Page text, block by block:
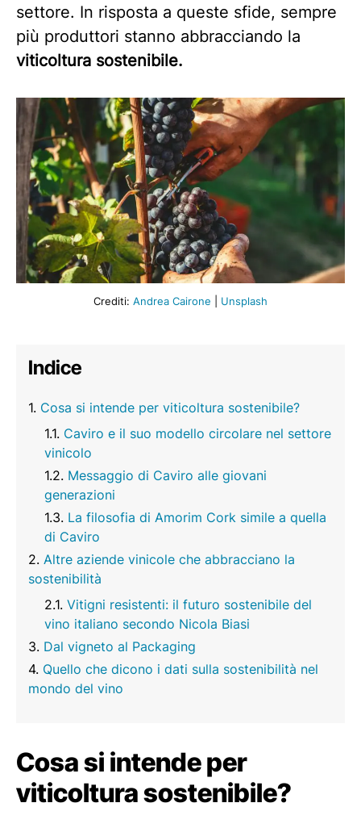
settore. In risposta a queste sfide, sempre
più produttori stanno abbracciando la
viticoltura sostenibile.
Crediti: Andrea Cairone Unsplash
Indice
Cosa si intende per viticoltura sostenibile?
Caviro e il suo modello circolare nel settore
vinicolo
Messaggio di Caviro alle giovani
generazioni
La filosofia di Amorim Cork simile a quella
di Caviro
Altre aziende vinicole che abbracciano la
sostenibilità
Vitigni resistenti: il futuro sostenibile del
vino italiano secondo Nicola Biasi
Dal vigneto al Packaging
Quello che dicono i dati sulla sostenibilità nel
mondo del vino
Cosa si intende per
viticoltura sostenibile?